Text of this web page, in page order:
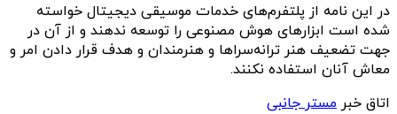
در این نامه از پلتفرم‌های خدمات موسیقی دیجیتال خواسته
شده است ابزارهای هوش مصنوعی را توسعه ندهند و از آن در
جهت تضعیف هنر ترانه‌سراها و هنرمندان و هدف قرار دادن امر و
معاش آنان استفاده نکنند.
اتاق خبر مستر جانبی